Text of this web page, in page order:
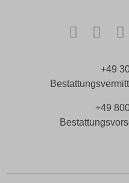
+49
+49